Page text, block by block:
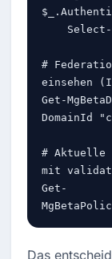
#
einsehen
Get-
DomainId
# Aktuelle
mit
Get-
Das